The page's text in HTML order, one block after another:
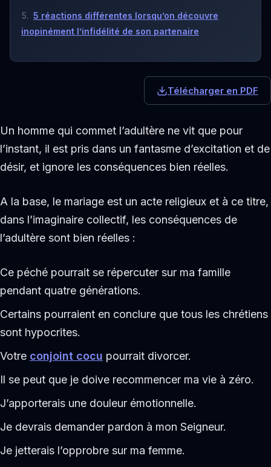
5 réactions différentes lorsqu’on découvre
inopinément l’infidélité de son partenaire
Télécharger en PDF
Un homme qui commet l’adultère ne vit que pour
l’instant, il est pris dans un fantasme d’excitation et de
désir, et ignore les conséquences bien réelles.
A la base, le mariage est un acte religieux et à ce titre,
dans l’imaginaire collectif, les conséquences de
l’adultère sont bien réelles :
Ce péché pourrait se répercuter sur ma famille
pendant quatre générations.
Certains pourraient en conclure que tous les chrétiens
sont hypocrites.
Votre conjoint cocu pourrait divorcer.
Il se peut que je doive recommencer ma vie à zéro.
J’apporterais une douleur émotionnelle.
Je devrais demander pardon à mon Seigneur.
Je jetterais l’opprobre sur ma femme.